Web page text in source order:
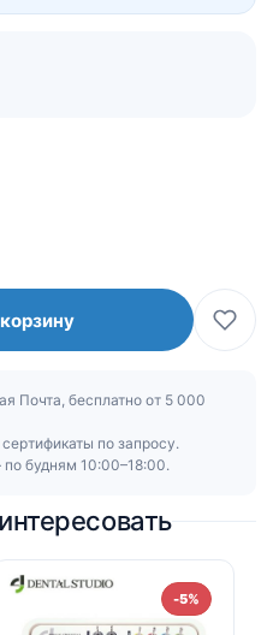
Почта, бесплатно от 5 000
по запросу.
будням 10:00–18:00.
-5%